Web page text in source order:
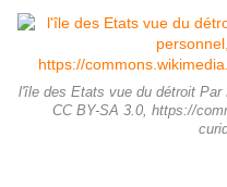
l'île des Etats vue du détroit
CC BY-SA 3.0, https://